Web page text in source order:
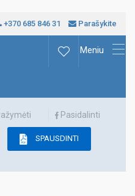
+370 685 846 31 Parašykite
Meniu
Pasidalinti
SPAUSDINTI